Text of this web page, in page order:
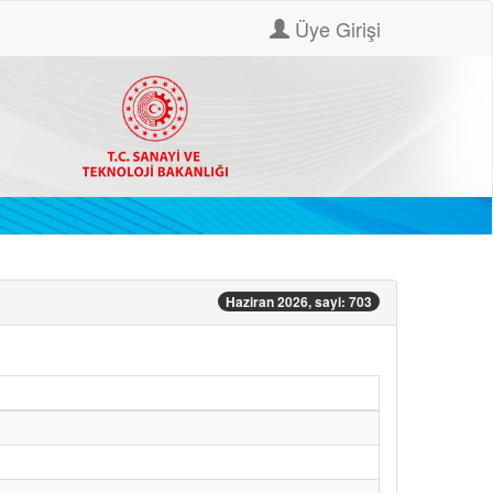
Üye Girişi
Haziran 2026, sayi: 703